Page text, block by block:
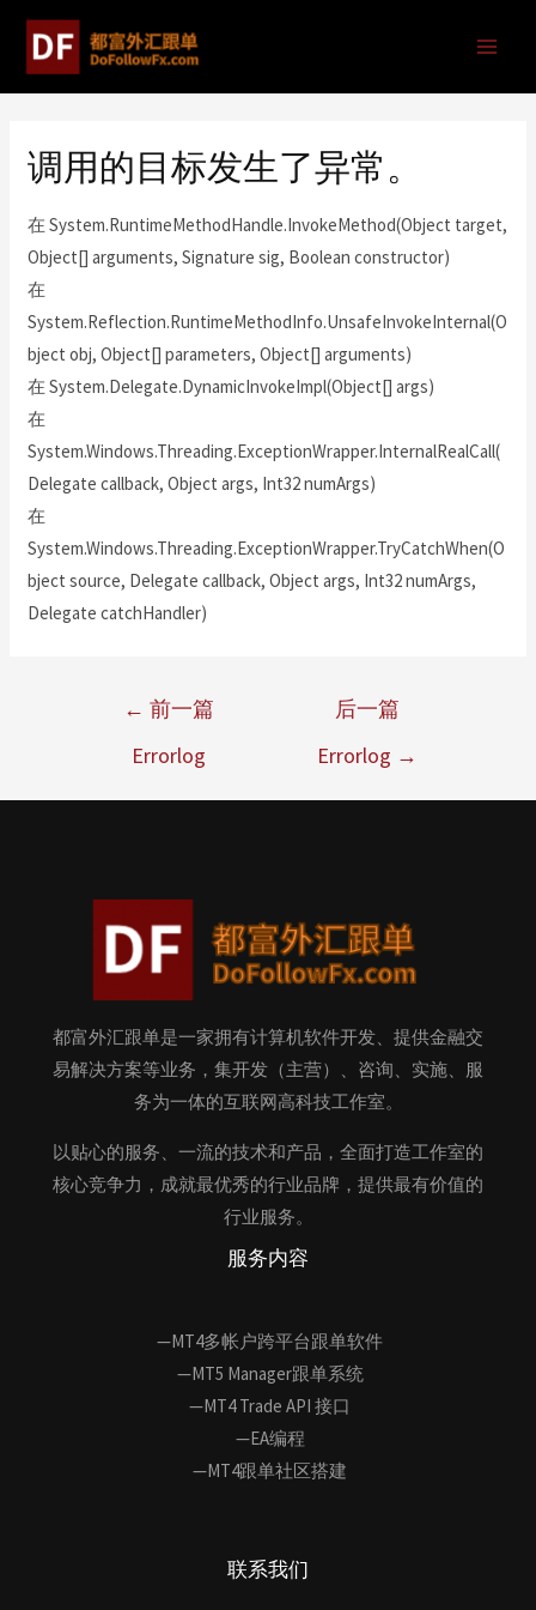
调用的目标发生了异常。
在 System.RuntimeMethodHandle.InvokeMethod(Object target,
Object[] arguments, Signature sig, Boolean constructor)
在
System.Reflection.RuntimeMethodInfo.UnsafeInvokeInternal(O
bject obj, Object[] parameters, Object[] arguments)
在 System.Delegate.DynamicInvokeImpl(Object[] args)
在
System.Windows.Threading.ExceptionWrapper.InternalRealCall(
Delegate callback, Object args, Int32 numArgs)
在
System.Windows.Threading.ExceptionWrapper.TryCatchWhen(O
bject source, Delegate callback, Object args, Int32 numArgs,
Delegate catchHandler)
← 前一篇
Errorlog
后一篇
Errorlog →
都富外汇跟单是一家拥有计算机软件开发、提供金融交
易解决方案等业务，集开发（主营）、咨询、实施、服
务为一体的互联网高科技工作室。
以贴心的服务、一流的技术和产品，全面打造工作室的
核心竞争力，成就最优秀的行业品牌，提供最有价值的
行业服务。
服务内容
—MT4多帐户跨平台跟单软件
—MT5 Manager跟单系统
—MT4 Trade API 接口
—EA编程
—MT4跟单社区搭建
联系我们